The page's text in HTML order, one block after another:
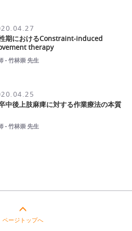
期におけるConstraint-induced
therapy
- 竹林崇 先生
中後上肢麻痺に対する作業療法の本質
- 竹林崇 先生
ページトップへ